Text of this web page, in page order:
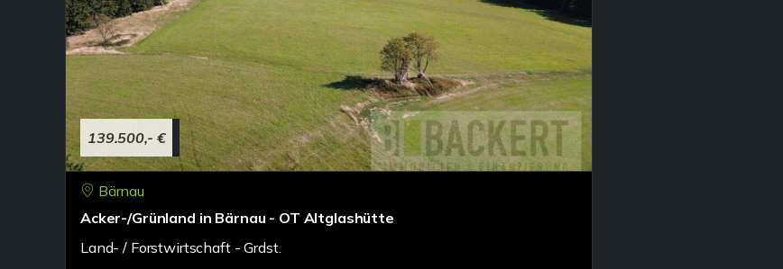
139.500,- €
Bärnau
Acker-/Grünland in Bärnau - OT Altglashütte
Land- / Forstwirtschaft - Grdst.